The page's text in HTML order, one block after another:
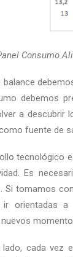
Consumo
balance
debemos
a descubrir
fuente de
tecnológico
Es
Si tomamos
ir orientadas a
cada vez